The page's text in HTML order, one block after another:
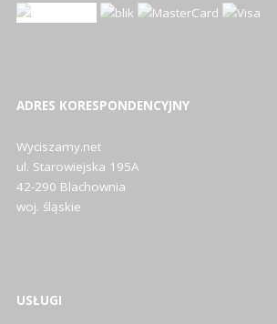
ADRES KORESPONDENCYJNY
Wyciszamy.net
ul. Starowiejska 195A
42-290 Blachownia
woj. śląskie
USŁUGI